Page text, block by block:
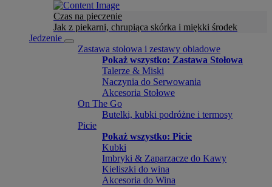
Czas na pieczenie
Jak z piekarni, chrupiąca skórka i miękki środek
Jedzenie
Zastawa stołowa i zestawy obiadowe
Pokaż wszystko: Zastawa Stołowa
Talerze & Miski
Naczynia do Serwowania
Akcesoria Stołowe
On The Go
Butelki, kubki podróżne i termosy
Picie
Pokaż wszystko: Picie
Kubki
Imbryki & Zaparzacze do Kawy
Kieliszki do wina
Akcesoria do Wina